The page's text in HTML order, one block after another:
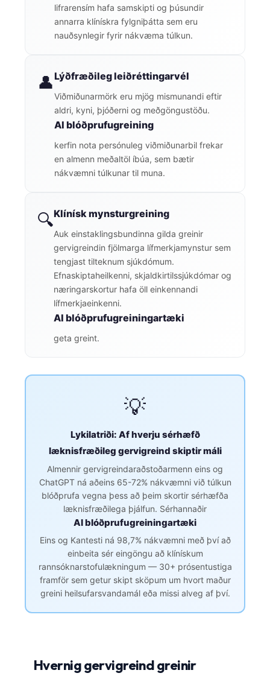
lifrarensím hafa samskipti og þúsundir
annarra klínískra fylgniþátta sem eru
nauðsynlegir fyrir nákvæma túlkun.
👤Lýðfræðileg leiðréttingarvél
Viðmiðunarmörk eru mjög mismunandi eftir
aldri, kyni, þjóðerni og meðgöngustöðu.
AI blóðprufugreining
kerfin nota persónuleg viðmiðunarbil frekar
en almenn meðaltöl íbúa, sem bætir
nákvæmni túlkunar til muna.
🔍Klínísk mynsturgreining
Auk einstaklingsbundinna gilda greinir
gervigreindin fjölmarga lífmerkjamynstur sem
tengjast tilteknum sjúkdómum.
Efnaskiptaheilkenni, skjaldkirtilssjúkdómar og
næringarskortur hafa öll einkennandi
lífmerkjaeinkenni.
AI blóðprufugreiningartæki
geta greint.
💡
Lykilatriði: Af hverju sérhæfð
læknisfræðileg gervigreind skiptir máli
Almennir gervigreindaraðstoðarmenn eins og
ChatGPT ná aðeins 65-72% nákvæmni við túlkun
blóðprufa vegna þess að þeim skortir sérhæfða
læknisfræðilega þjálfun. Sérhannaðir
AI blóðprufugreiningartæki
Eins og Kantesti ná 98,7% nákvæmni með því að
einbeita sér eingöngu að klínískum
rannsóknarstofulækningum — 30+ prósentustiga
framför sem getur skipt sköpum um hvort maður
greini heilsufarsvandamál eða missi alveg af því.
Hvernig gervigreind greinir